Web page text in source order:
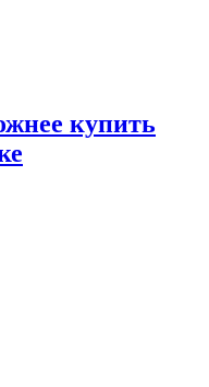
купить